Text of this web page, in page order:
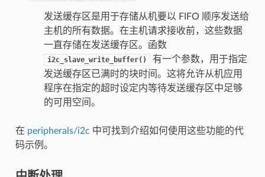
发送缓存区是用于存储从机要以 FIFO 顺序发送给
主机的所有数据。在主机请求接收前，这些数据
一直存储在发送缓存区。函数
i2c_slave_write_buffer()
有一个参数，用于指定
发送缓存区已满时的块时间。这将允许从机应用
程序在指定的超时设定内等待发送缓存区中足够
的可用空间。
在 peripherals/i2c 中可找到介绍如何使用这些功能的代
码示例。